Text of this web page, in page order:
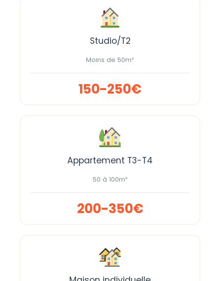
Studio/T2
Moins de 50m²
150-250€
Appartement T3-T4
50 à 100m²
200-350€